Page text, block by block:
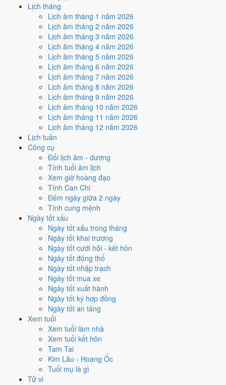
Lịch tháng
Lịch âm tháng 1 năm 2026
Lịch âm tháng 2 năm 2026
Lịch âm tháng 3 năm 2026
Lịch âm tháng 4 năm 2026
Lịch âm tháng 5 năm 2026
Lịch âm tháng 6 năm 2026
Lịch âm tháng 7 năm 2026
Lịch âm tháng 8 năm 2026
Lịch âm tháng 9 năm 2026
Lịch âm tháng 10 năm 2026
Lịch âm tháng 11 năm 2026
Lịch âm tháng 12 năm 2026
Lịch tuần
Công cụ
Đổi lịch âm - dương
Tính tuổi âm lịch
Xem giờ hoàng đạo
Tính Can Chi
Đếm ngày giữa 2 ngày
Tính cung mệnh
Ngày tốt xấu
Ngày tốt xấu trong tháng
Ngày tốt khai trương
Ngày tốt cưới hỏi - kết hôn
Ngày tốt động thổ
Ngày tốt nhập trạch
Ngày tốt mua xe
Ngày tốt xuất hành
Ngày tốt ký hợp đồng
Ngày tốt an táng
Xem tuổi
Xem tuổi làm nhà
Xem tuổi kết hôn
Tam Tai
Kim Lâu - Hoang Ốc
Tuổi mụ là gì
Tử vi
Cách tính ngày tốt
Nhập trạch - vào nhà mới
/10Rất tốt
Nhập trạch - vào nhà mới hôm nay ở
Trực Thành, Sao Mão và Ngày Hoàng Đạo
Cách tính ngày tốt
Mua xe - tậu xe
Rất tốt
Mua xe - tậu xe hôm nay ởmức rất tốt (9/10)
Thành và Ngày Hoàng Đạo.
Cách tính ngày tốt
✈️
Xuất hành - đi xa
9 /10Rất tốt
Xuất hành - đi xa hôm nay ở
Thành và Ngày Hoàng Đạo
Cách tính ngày tốt
Tìm hiểu cách chấm:Trực Thành nghĩa là gì
phân biệt Hoàng Đạo - Hắc Đạo
Điểm số tổng hợp từ Trực, Sao 28 Tú và Hoàng Đạo - Hắc Đạo.
sánh cả tháng
Nếu ngày 9/8/2026 không hợp
việc của bạn thì sao?
Ngày 9/8 thuận phần lớn việc, riêng vài việc nên tính lại giờ giấc. Hai
việc bị chấm thấp nhất hôm nay làcắt tóc (4/10) và chữa bệnh
(tham khảo) (4/10). Có2 cách hạ rủi ro
Không cần dời ngày vì 30 ngày quanh 9/8/2026 không có ngày nào
điểm cao hơn 9.3/10của hôm nay. Việc
nên có thể đẩy sớm ngay trong ngày.
Coi việc vào giờ Hoàng Đạo trong chính ngày này.
Ngọ (11h-13h)